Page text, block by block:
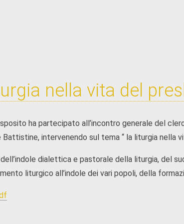
nella vita del
ha partecipato all’incontro generale del
Battistine, intervenendo sul tema “ la liturgia nella
dialettica e pastorale della liturgia, del
liturgico all’indole dei vari popoli, della